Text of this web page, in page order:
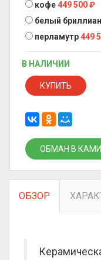
кофе449 500₽
белый
перламутр449
В НАЛИЧИИ
КУПИТЬ
ОБМАН В
ОБЗОР